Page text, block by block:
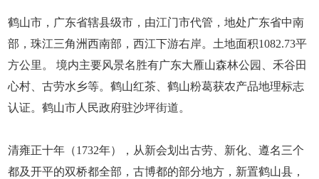
鹤山市，广东省辖县级市，由江门市代管，地处广东省中南
部，珠江三角洲西南部，西江下游右岸。土地面积1082.73平
方公里。 境内主要风景名胜有广东大雁山森林公园、禾谷田
心村、古劳水乡等。鹤山红茶、鹤山粉葛获农产品地理标志
认证。鹤山市人民政府驻沙坪街道。
清雍正十年（1732年），从新会划出古劳、新化、遵名三个
都及开平的双桥都全部，古博都的部分地方，新置鹤山县，